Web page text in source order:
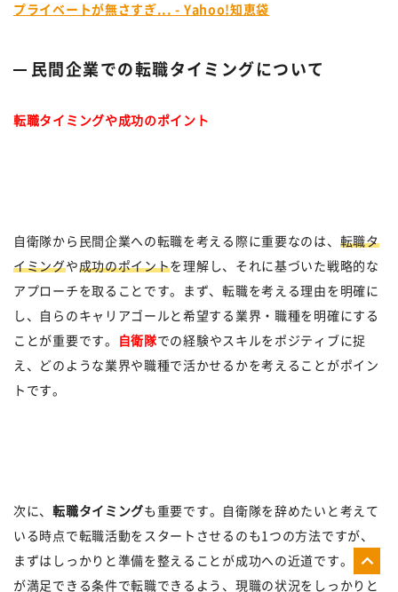
プライベートが無さすぎ... - Yahoo!知恵袋
民間企業での転職タイミングについて
転職タイミングや成功のポイント
自衛隊から民間企業への転職を考える際に重要なのは、 転職タ
イミングや成功のポイントを理解し、それに基づいた戦略的な
アプローチを取ることです。まず、転職を考える理由を明確に
し、自らのキャリアゴールと希望する業界・職種を明確にする
ことが重要です。
自衛隊での経験やスキルをポジティブに捉
え、どのような業界や職種で活かせるかを考えることがポイン
トです。
次に、転職タイミングも重要です。自衛隊を辞めたいと考えて
いる時点で転職活動をスタートさせるのも1つの方法ですが、
まずはしっかりと準備を整えることが成功への近道です。自ら
が満足できる条件で転職できるよう、現職の状況をしっかりと